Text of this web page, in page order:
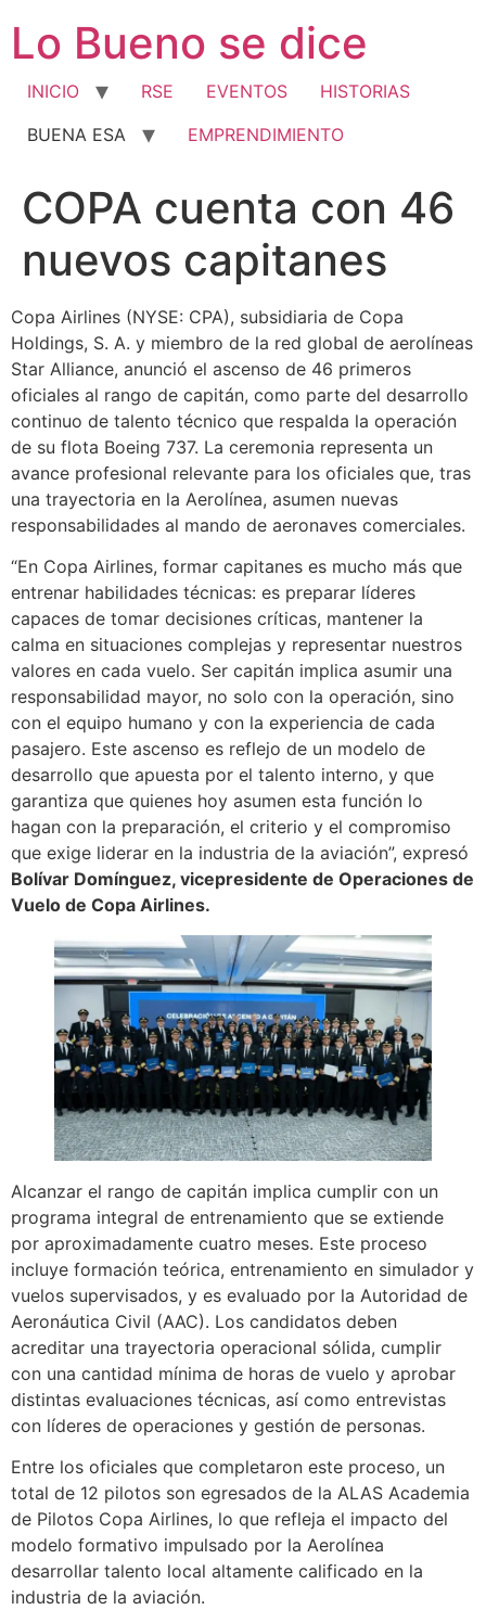
contenido
Lo Bueno se dice
INICIO RSE EVENTOS
HISTORIAS
BUENA ESA
EMPRENDIMIENTO
COPA cuenta con 46
nuevos capitanes
Copa Airlines (NYSE: CPA), subsidiaria de Copa
Holdings, S. A. y miembro de la red global de aerolíneas
Star Alliance, anunció el ascenso de 46 primeros
oficiales al rango de capitán, como parte del desarrollo
continuo de talento técnico que respalda la operación
de su flota Boeing 737. La ceremonia representa un
avance profesional relevante para los oficiales que, tras
una trayectoria en la Aerolínea, asumen nuevas
responsabilidades al mando de aeronaves comerciales.
“En Copa Airlines, formar capitanes es mucho más que
entrenar habilidades técnicas: es preparar líderes
capaces de tomar decisiones críticas, mantener la
calma en situaciones complejas y representar nuestros
valores en cada vuelo. Ser capitán implica asumir una
responsabilidad mayor, no solo con la operación, sino
con el equipo humano y con la experiencia de cada
pasajero. Este ascenso es reflejo de un modelo de
desarrollo que apuesta por el talento interno, y que
garantiza que quienes hoy asumen esta función lo
hagan con la preparación, el criterio y el compromiso
que exige liderar en la industria de la aviación”, expresó
Bolívar Domínguez, vicepresidente de Operaciones de
Vuelo de Copa Airlines.
Alcanzar el rango de capitán implica cumplir con un
programa integral de entrenamiento que se extiende
por aproximadamente cuatro meses. Este proceso
incluye formación teórica, entrenamiento en simulador y
vuelos supervisados, y es evaluado por la Autoridad de
Aeronáutica Civil (AAC). Los candidatos deben
acreditar una trayectoria operacional sólida, cumplir
con una cantidad mínima de horas de vuelo y aprobar
distintas evaluaciones técnicas, así como entrevistas
con líderes de operaciones y gestión de personas.
Entre los oficiales que completaron este proceso, un
total de 12 pilotos son egresados de la ALAS Academia
de Pilotos Copa Airlines, lo que refleja el impacto del
modelo formativo impulsado por la Aerolínea
desarrollar talento local altamente calificado en la
industria de la aviación.